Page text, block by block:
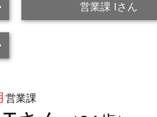
営業課 Iさん
営業課